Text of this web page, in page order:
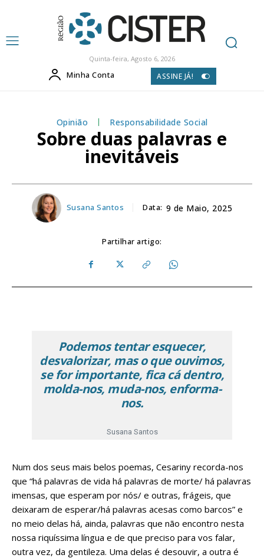
Quinta-feira, Agosto 6, 2026
Minha Conta ASSINE JÁ!
Opinião Responsabilidade Social
Sobre duas palavras e
inevitáveis
Susana Santos Data: 9 de Maio, 2025
Partilhar artigo:
Podemos tentar esquecer,
desvalorizar, mas o que ouvimos,
se for importante, fica cá dentro,
molda-nos, muda-nos, enforma-
nos.
Susana Santos
Num dos seus mais belos poemas, Cesariny recorda-nos
que “há palavras de vida há palavras de morte/ há palavras
imensas, que esperam por nós/ e outras, frágeis, que
deixaram de esperar/há palavras acesas como barcos” e
no meio delas há, ainda, palavras que não encontro nesta
nossa riquíssima língua e de que preciso para vos falar,
outra vez, da gentileza. Uma delas é desouvir, a outra é